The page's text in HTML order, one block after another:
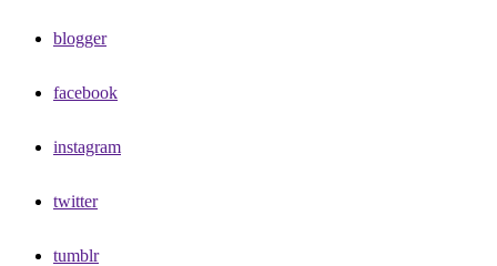
blogger
facebook
instagram
twitter
tumblr